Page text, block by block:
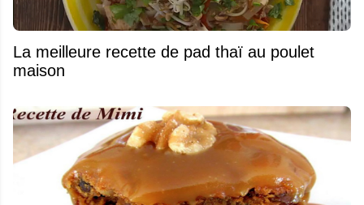
La meilleure recette de pad thaï au poulet
maison